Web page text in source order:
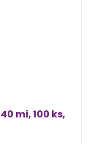
mi, 100 ks,